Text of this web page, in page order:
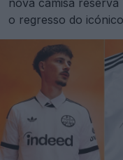
nova camisa
o regresso do